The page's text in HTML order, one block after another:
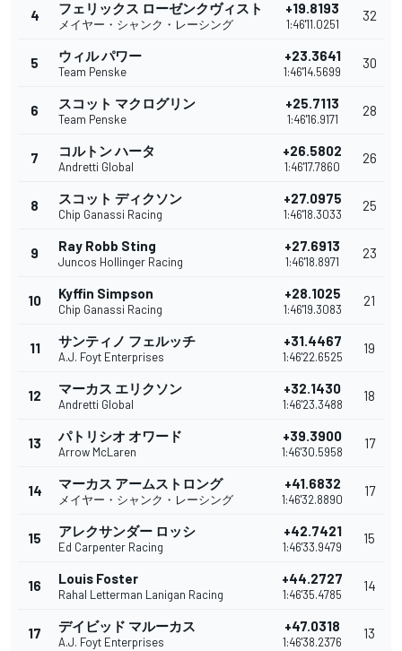
4 フェリックス ローゼンクヴィスト
メイヤー・シャンク・レーシング
+19.8193
1:46'11.0251
32
5 ウィル パワー
Team Penske
+23.3641
1:46'14.5699
30
6 スコット マクログリン
Team Penske
+25.7113
1:46'16.9171
28
7 コルトン ハータ
Andretti Global
+26.5802
1:46'17.7860
26
8 スコット ディクソン
Chip Ganassi Racing
+27.0975
1:46'18.3033
25
9 Ray Robb Sting
Juncos Hollinger Racing
+27.6913
1:46'18.8971
23
10 Kyffin Simpson
Chip Ganassi Racing
+28.1025
1:46'19.3083
21
11 サンティノ フェルッチ
A.J. Foyt Enterprises
+31.4467
1:46'22.6525
19
12 マーカス エリクソン
Andretti Global
+32.1430
1:46'23.3488
18
13 パトリシオ オワード
Arrow McLaren
+39.3900
1:46'30.5958
17
14 マーカス アームストロング
メイヤー・シャンク・レーシング
+41.6832
1:46'32.8890
17
15 アレクサンダー ロッシ
Ed Carpenter Racing
+42.7421
1:46'33.9479
15
16 Louis Foster
Rahal Letterman Lanigan Racing
+44.2727
1:46'35.4785
14
17 デイビッド マルーカス
A.J. Foyt Enterprises
+47.0318
1:46'38.2376
13